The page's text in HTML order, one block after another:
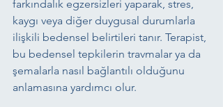
farkındalık egzersizleri yaparak, stres,
kaygı veya diğer duygusal durumlarla
ilişkili bedensel belirtileri tanır. Terapist,
bu bedensel tepkilerin travmalar ya da
şemalarla nasıl bağlantılı olduğunu
anlamasına yardımcı olur.